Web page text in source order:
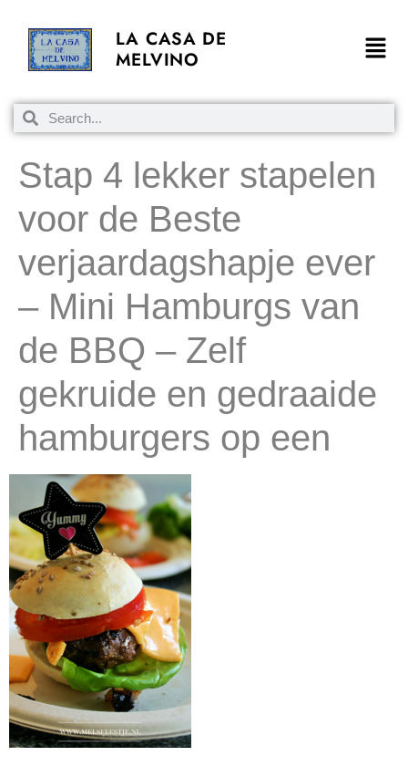
LA CASA DE
MELVINO
Stap 4 lekker stapelen
voor de Beste
verjaardagshapje ever
– Mini Hamburgs van
de BBQ – Zelf
gekruide en gedraaide
hamburgers op een